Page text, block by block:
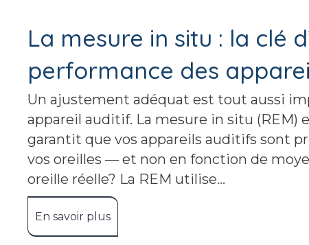
La mesure in situ : la clé
performance des
Un ajustement adéquat est tout aussi
appareil auditif. La mesure in situ (REM)
garantit que vos appareils auditifs sont
vos oreilles — et non en fonction de
oreille réelle? La REM utilise…
En savoir plus